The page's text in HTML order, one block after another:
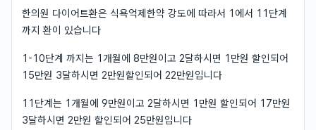
한의원 다이어트환은 식욕억제한약 강도에 따라서 1에서 11단계
까지 환이 있습니다
1-10단계 까지는 1개월에 8만원이고 2달하시면 1만원 할인되어
15만원 3달하시면 2만원할인되어 22만원입니다
11단계는 1개월에 9만원이고 2달하시면 1만원 할인되어 17만원
3달하시면 2만원 할인되어 25만원입니다